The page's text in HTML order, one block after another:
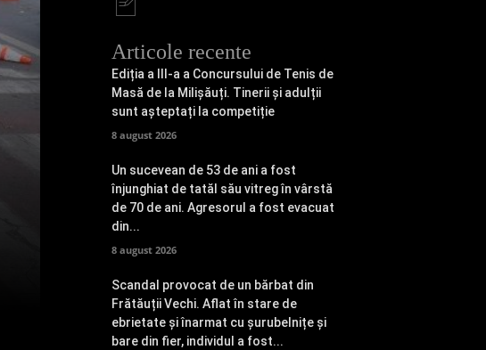
Articole recente
Ediția a III-a a Concursului de Tenis de
Masă de la Milișăuți. Tinerii și adulții
sunt așteptați la competiție
8 august 2026
Un sucevean de 53 de ani a fost
înjunghiat de tatăl său vitreg în vârstă
de 70 de ani. Agresorul a fost evacuat
din...
8 august 2026
Scandal provocat de un bărbat din
Frătăuții Vechi. Aflat în stare de
ebrietate și înarmat cu șurubelnițe și
bare din fier, individul a fost...